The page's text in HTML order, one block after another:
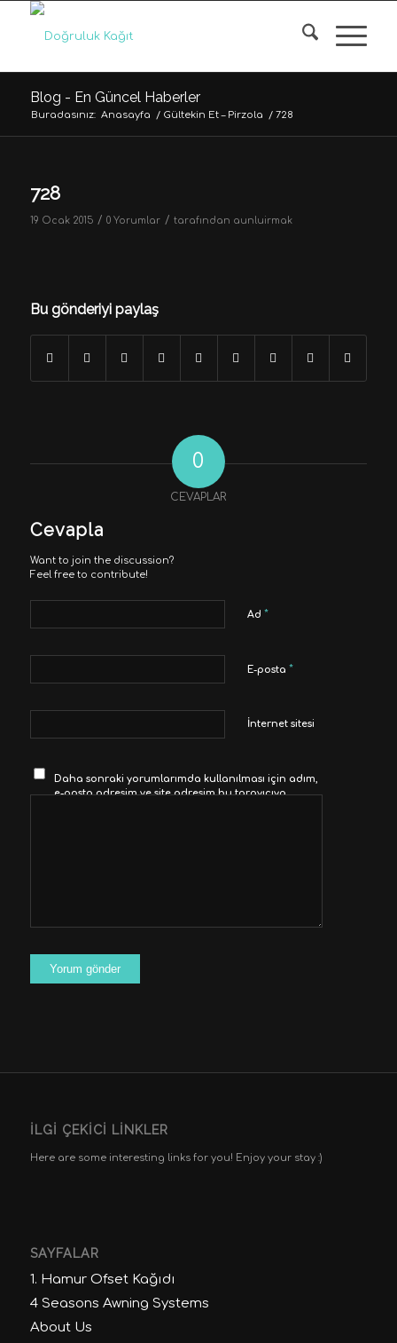
Blog - En Güncel Haberler
Buradasınız: Anasayfa / Gültekin Et – Pirzola / 728
728
19 Ocak 2015 / 0 Yorumlar / tarafından aunluirmak
Bu gönderiyi paylaş
0
CEVAPLAR
Cevapla
Want to join the discussion?
Feel free to contribute!
Ad *
E-posta *
İnternet sitesi
Daha sonraki yorumlarımda kullanılması için adım,
e-posta adresim ve site adresim bu tarayıcıya
İLGI ÇEKICI LINKLER
Here are some interesting links for you! Enjoy your stay :)
SAYFALAR
1. Hamur Ofset Kağıdı
4 Seasons Awning Systems
About Us